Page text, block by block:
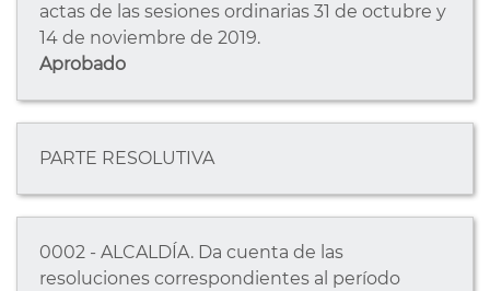
actas de las sesiones ordinarias 31 de octubre y
14 de noviembre de 2019.
Aprobado
PARTE RESOLUTIVA
0002 - ALCALDÍA. Da cuenta de las
resoluciones correspondientes al período